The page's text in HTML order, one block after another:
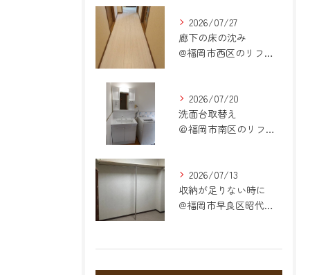
2026/07/27
廊下の床の沈み
@福岡市西区のリフォーム
2026/07/20
洗面台取替え
＠福岡市南区のリフォーム
2026/07/13
収納が足りない時に
@福岡市早良区昭代のリフォーム